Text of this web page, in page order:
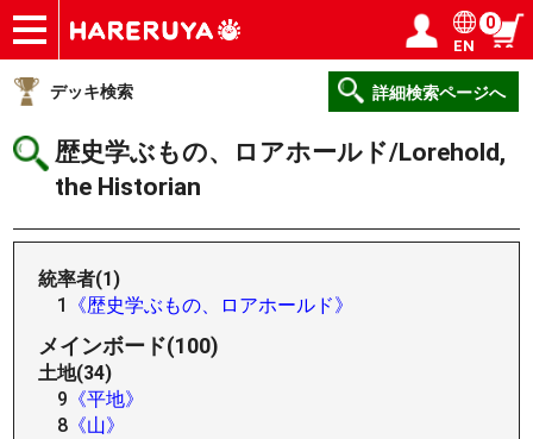
ショップ
買取
記事
デッキ検索
デッキ構築
選手一覧
店舗一覧
イベント
ヘルプ
お問い合わせ ログイン／会員登録
EN
0
デッキ検索 詳細検索ページへ
歴史学ぶもの、ロアホールド/Lorehold,
the Historian
統率者(1)
1
《歴史学ぶもの、ロアホールド》
メインボード(100)
土地(34)
9 《平地》
8 《山》